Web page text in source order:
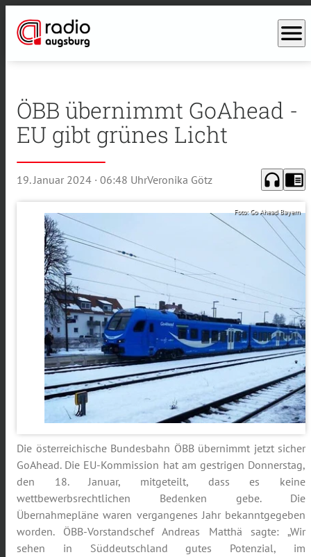
menu
ÖBB übernimmt GoAhead -
EU gibt grünes Licht
19. Januar 2024 · 06:48 UhrVeronika Götz headphones chrome_reader_mode
Foto: Go Ahead Bayern
Die österreichische Bundesbahn ÖBB übernimmt jetzt sicher
GoAhead. Die EU-Kommission hat am gestrigen Donnerstag,
den 18. Januar, mitgeteilt, dass es keine
wettbewerbsrechtlichen Bedenken gebe. Die
Übernahmepläne waren vergangenes Jahr bekanntgegeben
worden. ÖBB-Vorstandschef Andreas Matthä sagte: „Wir
sehen in Süddeutschland gutes Potenzial, im